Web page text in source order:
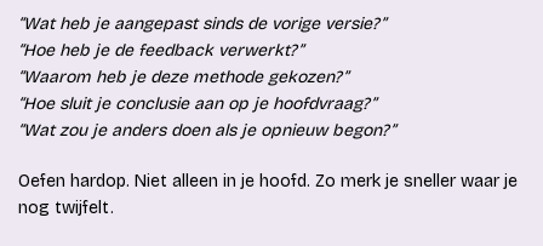
“Wat heb je aangepast sinds de vorige versie?”
“Hoe heb je de feedback verwerkt?”
“Waarom heb je deze methode gekozen?”
“Hoe sluit je conclusie aan op je hoofdvraag?”
“Wat zou je anders doen als je opnieuw begon?”
Oefen hardop. Niet alleen in je hoofd. Zo merk je sneller waar je
nog twijfelt.